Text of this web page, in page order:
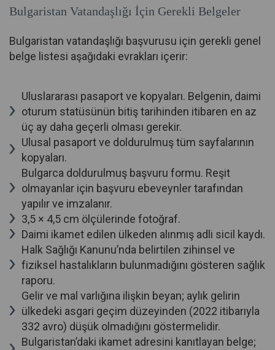
Bulgaristan Vatandaşlığı İçin Gerekli Belgeler
Bulgaristan vatandaşlığı başvurusu için gerekli genel
belge listesi aşağıdaki evrakları içerir:
Uluslararası pasaport ve kopyaları. Belgenin, daimi
oturum statüsünün bitiş tarihinden itibaren en az
üç ay daha geçerli olması gerekir.
Ulusal pasaport ve doldurulmuş tüm sayfalarının
kopyaları.
Bulgarca doldurulmuş başvuru formu. Reşit
olmayanlar için başvuru ebeveynler tarafından
yapılır ve imzalanır.
3,5 × 4,5 cm ölçülerinde fotoğraf.
Daimi ikamet edilen ülkeden alınmış adli sicil kaydı.
Halk Sağlığı Kanunu’nda belirtilen zihinsel ve
fiziksel hastalıkların bulunmadığını gösteren sağlık
raporu.
Gelir ve mal varlığına ilişkin beyan; aylık gelirin
ülkedeki asgari geçim düzeyinden (2022 itibarıyla
332 avro) düşük olmadığını göstermelidir.
Bulgaristan’daki ikamet adresini kanıtlayan belge;